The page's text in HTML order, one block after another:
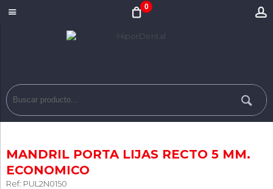
0
MANDRIL PORTA LIJAS RECTO 5 MM.
ECONOMICO
Ref: PUL2N0150